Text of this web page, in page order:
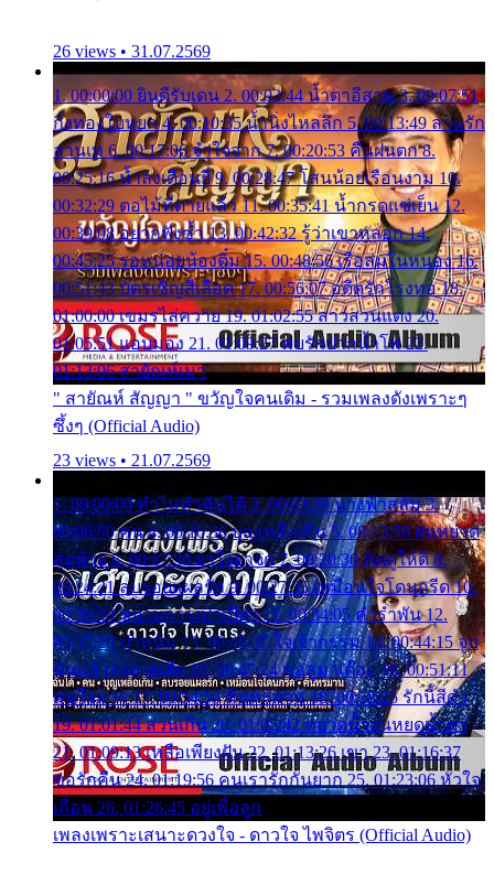
26 views • 31.07.2569
1. 00:00:00 ยินดีรับเดน 2. 00:03:44 น้ำตาอีสาน 3. 00:07:51
กิ่งทองใบหยก 4. 00:10:35 น้ำนิ่งไหลลึก 5. 00:13:49 ลานรัก
ลานเท 6. 00:17:06 จำใจจาก 7. 00:20:53 คืนฝนตก 8.
00:25:16 น้ำลงเดือนยี่ 9. 00:28:47 โสนน้อยเรือนงาม 10.
00:32:29 ตอไม้ที่ตายแล้ว 11. 00:35:41 น้ำกรดแช่เย็น 12.
00:39:08 อยากฟังซ้ำ 13. 00:42:32 รู้ว่าเขาหลอก 14.
00:45:25 รอหน่อยน้องติ๋ม 15. 00:48:56 เรือล่มในหนอง 16.
00:51:43 บัตรเชิญสีเลือด 17. 00:56:07 อดีตรักโรงทอ 18.
01:00:00 เขมรไล่ควาย 19. 01:02:55 สาวสวนแตง 20.
01:05:51 แอบมอง 21. 01:09:27 พบรักปากน้ำโพ 22.
01:13:06 สายัณห์เมา
" สายัณห์ สัญญา " ขวัญใจคนเดิม - รวมเพลงดังเพราะๆ
ซึ้งๆ (Official Audio)
23 views • 21.07.2569
1. 00:00:00 ทำไมทำฉันได้ 2. 00:03:20 นางฟ้าสลัม 3.
00:06:50 คน 4. 00:10:36 บุญเหลือเกิน 5. 00:13:58 ฝนหยาด
สุดท้าย 6. 00:17:30 ยาใจยาจก 7. 00:20:30 คิดดูให้ดี 8.
00:24:21 ลบรอยแผลรัก 9. 00:27:35 เหมือนใจโดนกรีด 10.
00:30:54 ขบวนการเปาเปียว 11. 00:34:05 คำรำพัน 12.
00:37:20 ปาหนัน 13. 00:40:37 ใจเจ้ากรรม 14. 00:44:15 จูบ
ฉันแล้วจงตายเสีย 15. 00:47:24 ขอสูมาเต๊อะ 16. 00:51:11
คนใจมาร 17. 00:54:50 คืนทรมาน 18. 00:58:25 รักนี้สีดำ
19. 01:01:44 ส่วนเกิน 20. 01:05:42 หยาดน้ำฝนหยดน้ำตา
21. 01:09:13 เหลือเพียงฝัน 22. 01:13:26 เขา 23. 01:16:37
ขอรักคืน 24. 01:19:56 คนเรารักกันยาก 25. 01:23:06 หัวใจ
เถื่อน 26. 01:26:45 อยู่เพื่อลูก
เพลงเพราะเสนาะดวงใจ - ดาวใจ ไพจิตร (Official Audio)